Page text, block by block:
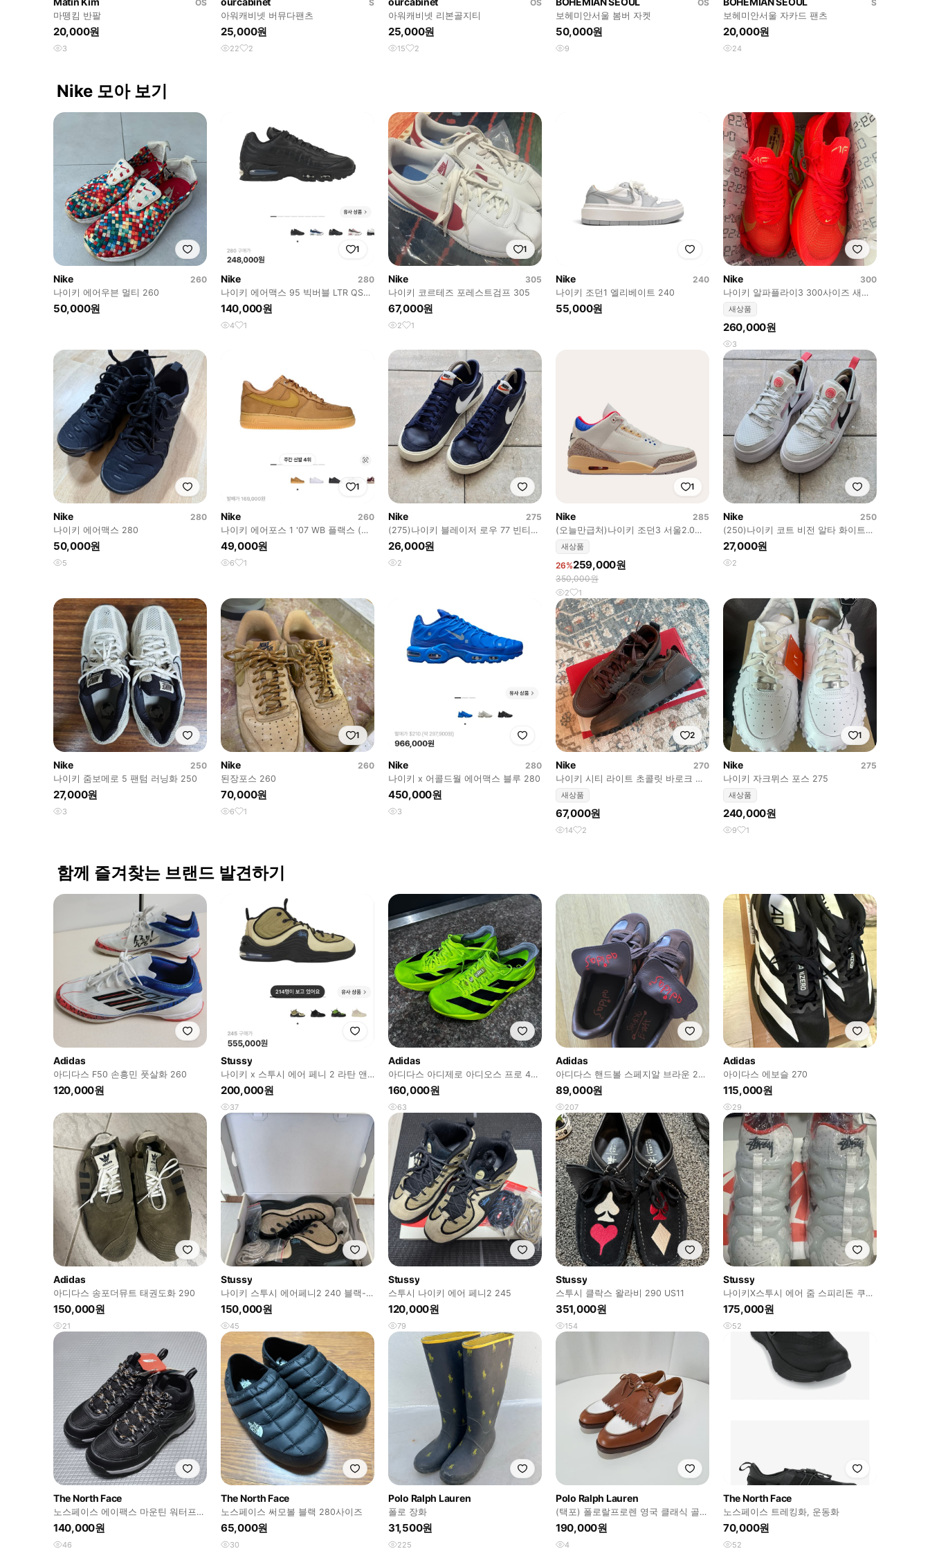
OS
마뗑킴 반팔
20,000원
3
S
아워캐비넷 버뮤다팬츠
25,000원
22 2
OS
아워캐비넷 리본골지티
25,000원
15 2
OS
보헤미안서울 봄버 자켓
50,000원
9
S
보헤미안서울 자카드 팬츠
20,000원
24
Nike 모아 보기
Nike
260
나이키 에어우븐 멀티 260
50,000원
1
Nike
280
나이키 에어맥스 95 빅버블 LTR QS
블랙 280
140,000원
4 1
1
Nike
305
나이키 코르테즈 포레스트검프 305
67,000원
2 1
Nike
240
나이키 조던1 엘리베이트 240
55,000원
Nike
300
나이키 알파플라이3 300사이즈 새상
품새상품
260,000원
3
Nike
280
나이키 에어맥스 280
50,000원
5
1
Nike
260
나이키 에어포스 1 '07 WB 플랙스 (된
장포스)
49,000원
6 1
Nike
275
(275)나이키 블레이저 로우 77 빈티지
네이비 스니커즈 운동화
26,000원
2
1
Nike
285
(오늘만급처)나이키 조던3 서울2.0
285 새상품
새상품
26%259,000원
350,000원
2 1
Nike
250
(250)나이키 코트 비전 알타 화이트
씨 코랄 스니커즈 운동화
27,000원
2
Nike
250
나이키 줌보메로 5 팬텀 러닝화 250
27,000원
3
1
Nike
260
된장포스 260
70,000원
6 1
Nike
280
나이키 x 어콜드월 에어맥스 블루 280
450,000원
3
2
Nike
270
나이키 시티 라이트 초콜릿 바로크 브
라운 (새제품,270)
새상품
67,000원
14 2
1
Nike
275
나이키 자크뮈스 포스 275
새상품
240,000원
9 1
함께 즐겨찾는 브랜드 발견하기
Adidas
아디다스 F50 손흥민 풋살화 260
120,000원
Stussy
나이키 x 스투시 에어 페니 2 라탄 앤
라임스톤 245
200,000원
37
Adidas
아디다스 아디제로 아디오스 프로 4
루시드 레몬 코어 블랙 275사이즈
160,000원
63
Adidas
아디다스 핸드볼 스페지알 브라운 240
컬리지에이트
89,000원
207
Adidas
아이다스 에보슬 270
115,000원
29
Adidas
아디다스 송포더뮤트 태권도화 290
150,000원
21
Stussy
나이키 스투시 에어페니2 240 블랙-
라임스톤
150,000원
45
Stussy
스투시 나이키 에어 페니2 245
120,000원
79
Stussy
스투시 클락스 왈라비 290 US11
351,000원
154
Stussy
나이키X스투시 에어 줌 스피리돈 쿠키
니 화이트 260
175,000원
52
The North Face
노스페이스 에이팩스 마운틴 워터프루
프 등산화(265)
140,000원
46
The North Face
노스페이스 써모볼 블랙 280사이즈
65,000원
30
Polo Ralph Lauren
폴로 장화
31,500원
225
Polo Ralph Lauren
(택포) 폴로랄프로렌 영국 클래식 골프
화 10D C233
190,000원
4
The North Face
노스페이스 트레킹화, 운동화
70,000원
52